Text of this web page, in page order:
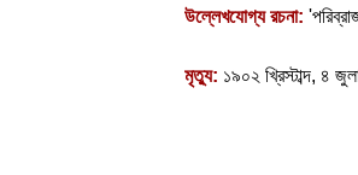
উল্লেখযোগ্য রচনা:
মৃত্যু: ১৯০২ খ্রিস্টাব্দ, ৪